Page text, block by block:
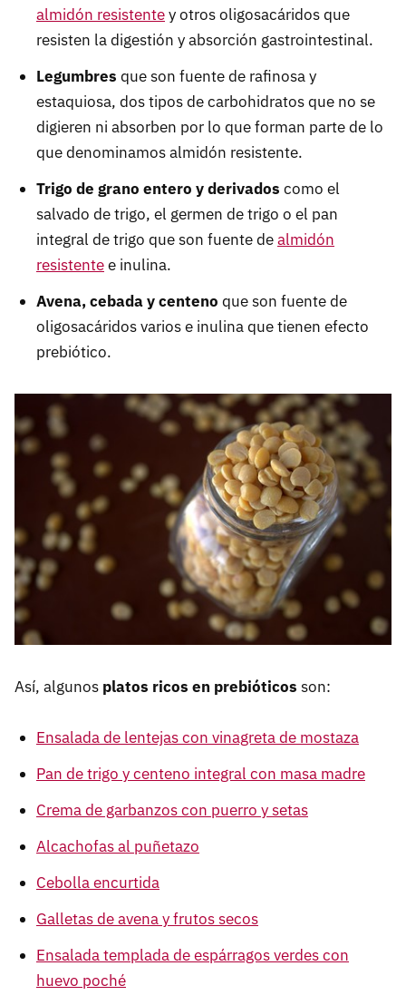
almidón resistentey otros oligosacáridos que
resisten la digestión y absorción gastrointestinal.
Legumbres que son fuente de rafinosa y
estaquiosa, dos tipos de carbohidratos que no se
digieren ni absorben por lo que forman parte de lo
que denominamos almidón resistente.
Trigo de grano entero y derivados como el
salvado de trigo, el germen de trigo o el pan
integral de trigo que son fuente dealmidón
resistentee inulina.
Avena, cebada y centeno que son fuente de
oligosacáridos varios e inulina que tienen efecto
prebiótico.
Así, algunos platos ricos en prebióticos son:
Ensalada de lentejas con vinagreta de mostaza
Pan de trigo y centeno integral con masa madre
Crema de garbanzos con puerro y setas
Alcachofas al puñetazo
Cebolla encurtida
Galletas de avena y frutos secos
Ensalada templada de espárragos verdes con
huevo poché